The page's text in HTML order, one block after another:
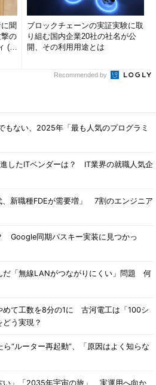
聞
の
(1/
ブロックチェーンの実証実験に取
り組む国内企業20社の社名が公
開、その利用用途とは
Recommended by
もない、2025年「最も人気のプログラミ
したITベンダーは？ IT業界の就職人気企
、新職種FDEが需要増」 7割のエンジニア
Google同期パスキー実装に見つかっ
だ「無線LANがつながりにくい」問題 何
めて工数を8分の1に 古河電工は「100シ
う実現？
“ルーター再起動”、「原因はよく知らな
い」「2035年宇宙の旅」 実運用へ向か